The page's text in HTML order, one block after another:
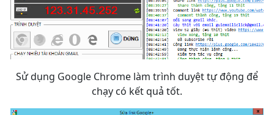
Sử dụng Google Chrome làm trình duyệt tự động để
chạy có kết quả tốt.